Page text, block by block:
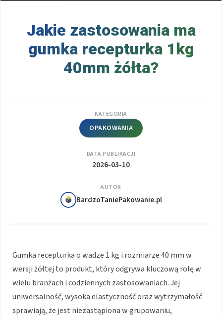
Jakie zastosowania ma
gumka recepturka 1kg
40mm żółta?
KATEGORIA
OPAKOWANIA
DATA PUBLIKACJI
2026-03-10
AUTOR
BardzoTaniePakowanie.pl
Gumka recepturka o wadze 1 kg i rozmiarze 40 mm w
wersji żółtej to produkt, który odgrywa kluczową rolę w
wielu branżach i codziennych zastosowaniach. Jej
uniwersalność, wysoka elastyczność oraz wytrzymałość
sprawiają, że jest niezastąpiona w grupowaniu,